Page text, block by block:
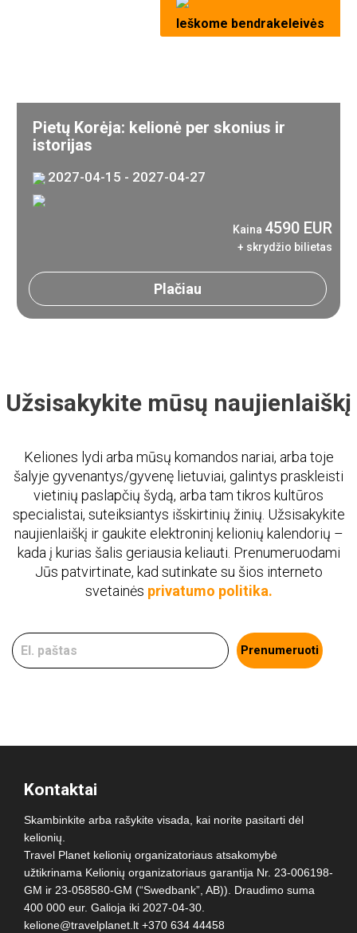
Ieškome bendrakeleivės
Pietų Korėja: kelionė per skonius ir
istorijas
2027-04-15 - 2027-04-27
Kaina 4590 EUR
+ skrydžio bilietas
Plačiau
Užsisakykite mūsų naujienlaiškį
Keliones lydi arba mūsų komandos nariai, arba toje
šalyje gyvenantys/gyvenę lietuviai, galintys praskleisti
vietinių paslapčių šydą, arba tam tikros kultūros
specialistai, suteiksiantys išskirtinių žinių. Užsisakykite
naujienlaiškį ir gaukite elektroninį kelionių kalendorių –
kada į kurias šalis geriausia keliauti. Prenumeruodami
Jūs patvirtinate, kad sutinkate su šios interneto
svetainės privatumo politika.
Prenumeruoti
Kontaktai
Skambinkite arba rašykite visada, kai norite pasitarti dėl
kelionių.
Travel Planet kelionių organizatoriaus atsakomybė
užtikrinama Kelionių organizatoriaus garantija Nr. 23-006198-
GM ir 23-058580-GM (“Swedbank”, AB)). Draudimo suma
400 000 eur. Galioja iki 2027-04-30.
kelione@travelplanet.lt +370 634 44458